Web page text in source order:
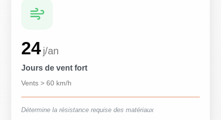
24 j/an
Jours de vent fort
Vents > 60 km/h
Détermine la résistance requise des matériaux